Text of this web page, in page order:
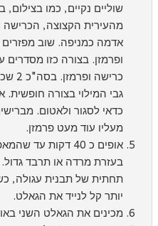
מהעירית הקצוצה, הכרישה
אדמה כמניפה. שוב מפזרים
ופרמזן. בצורה כזו מסדרים
כרישה
גבי המילוי בצורה חופשית.
כדאי לסגור ולאטום.
מעליו עוד מעט פרמזן.
אופים כ 40 דקות עד
בעזרת מרדה או תרבד גדול.
תחתית של תבנית עגולה,
יותר קל לנייד את הגאלט.
מכינים את הגאלט השני